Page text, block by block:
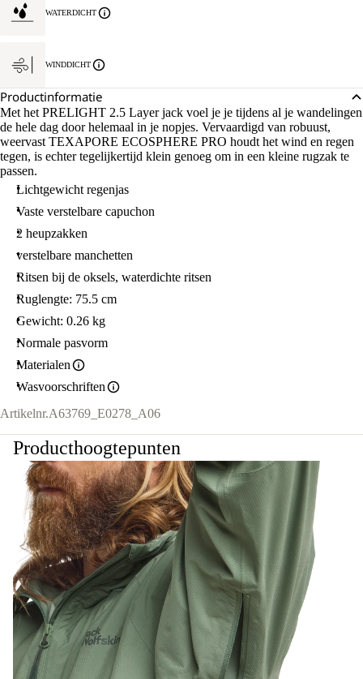
WATERDICHT
WINDDICHT
Productinformatie
Met het PRELIGHT 2.5 Layer jack voel je je tijdens al je wandelingen
de hele dag door helemaal in je nopjes. Vervaardigd van robuust,
weervast TEXAPORE ECOSPHERE PRO houdt het wind en regen
tegen, is echter tegelijkertijd klein genoeg om in een kleine rugzak te
passen.
Lichtgewicht regenjas
Vaste verstelbare capuchon
2 heupzakken
verstelbare manchetten
Ritsen bij de oksels, waterdichte ritsen
Ruglengte: 75.5 cm
Gewicht: 0.26 kg
Normale pasvorm
Materialen
Wasvoorschriften
Artikelnr.A63769_E0278_A06
Producthoogtepunten